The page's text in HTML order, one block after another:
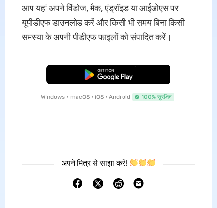
आप यहां अपने विंडोज, मैक, एंड्रॉइड या आईओएस पर
यूपीडीएफ डाउनलोड करें और किसी भी समय बिना किसी
समस्या के अपनी पीडीएफ फाइलों को संपादित करें।
मुफ्त डाउनलोड
Windows • macOS • iOS • Android 100% सुरक्षित
अपने मित्र से साझा करें!